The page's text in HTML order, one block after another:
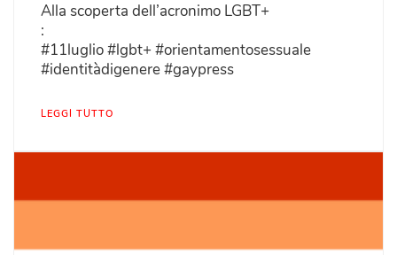
Alla scoperta dell’acronimo LGBT+
:
#11luglio #lgbt+ #orientamentosessuale
#identitàdigenere #gaypress
LEGGI TUTTO